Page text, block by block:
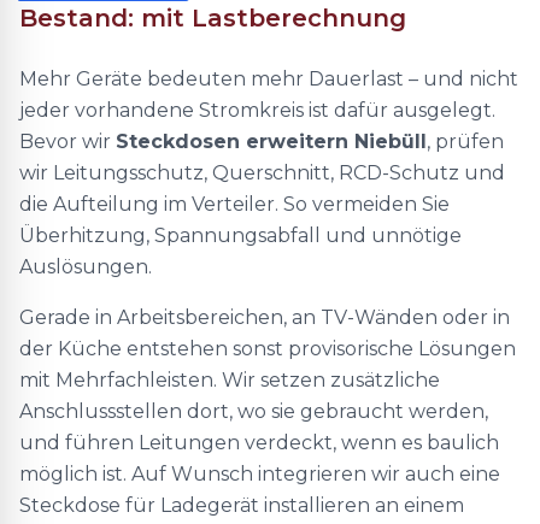
Bestand: mit Lastberechnung
Mehr Geräte bedeuten mehr Dauerlast – und nicht
jeder vorhandene Stromkreis ist dafür ausgelegt.
Bevor wir Steckdosen erweitern Niebüll, prüfen
wir Leitungsschutz, Querschnitt, RCD-Schutz und
die Aufteilung im Verteiler. So vermeiden Sie
Überhitzung, Spannungsabfall und unnötige
Auslösungen.
Gerade in Arbeitsbereichen, an TV-Wänden oder in
der Küche entstehen sonst provisorische Lösungen
mit Mehrfachleisten. Wir setzen zusätzliche
Anschlussstellen dort, wo sie gebraucht werden,
und führen Leitungen verdeckt, wenn es baulich
möglich ist. Auf Wunsch integrieren wir auch eine
Steckdose für Ladegerät installieren an einem